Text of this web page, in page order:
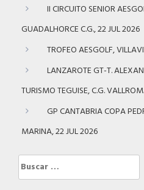
II CIRCUITO SENIOR
GUADALHORCE C.G., 22 JUL 2026
TROFEO AESGOLF,
LANZAROTE GT-T.
TURISMO TEGUISE, C.G.
GP CANTABRIA COPA
MARINA, 22 JUL 2026
Buscar: